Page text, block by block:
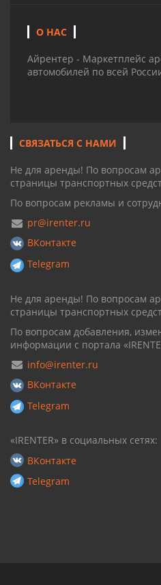
О НАС
Айрентер - Маркетплейс
автомобилей по всей
СВЯЗАТЬСЯ С НАМИ
Не для аренды! По вопросам
страницы транспортных
По вопросам рекламы и
pr@irenter.ru
ВКонтакте
Telegram
Не для аренды! По вопросам
страницы транспортных
По вопросам добавления,
информации с портала
info@irenter.ru
ВКонтакте
Telegram
«IRENTER» в социальных сетях:
ВКонтакте
Telegram